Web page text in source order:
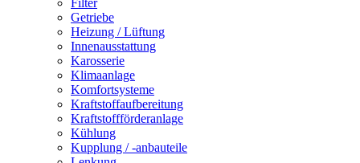
Filter
Getriebe
Heizung / Lüftung
Innenausstattung
Karosserie
Klimaanlage
Komfortsysteme
Kraftstoffaufbereitung
Kraftstoffförderanlage
Kühlung
Kupplung / -anbauteile